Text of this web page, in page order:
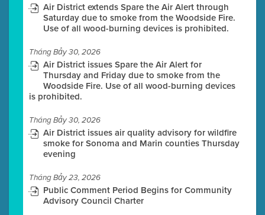
Air District extends Spare the Air Alert through
Saturday due to smoke from the Woodside Fire.
Use of all wood-burning devices is prohibited.
Tháng Bảy 30, 2026
Air District issues Spare the Air Alert for
Thursday and Friday due to smoke from the
Woodside Fire. Use of all wood-burning devices
is prohibited.
Tháng Bảy 30, 2026
Air District issues air quality advisory for wildfire
smoke for Sonoma and Marin counties Thursday
evening
Tháng Bảy 23, 2026
Public Comment Period Begins for Community
Advisory Council Charter